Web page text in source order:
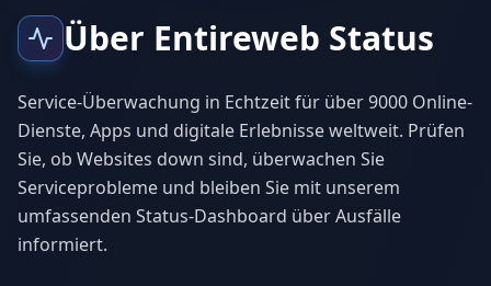
Über Entireweb Status
Service-Überwachung in Echtzeit für über 9000 Online-
Dienste, Apps und digitale Erlebnisse weltweit. Prüfen
Sie, ob Websites down sind, überwachen Sie
Serviceprobleme und bleiben Sie mit unserem
umfassenden Status-Dashboard über Ausfälle
informiert.